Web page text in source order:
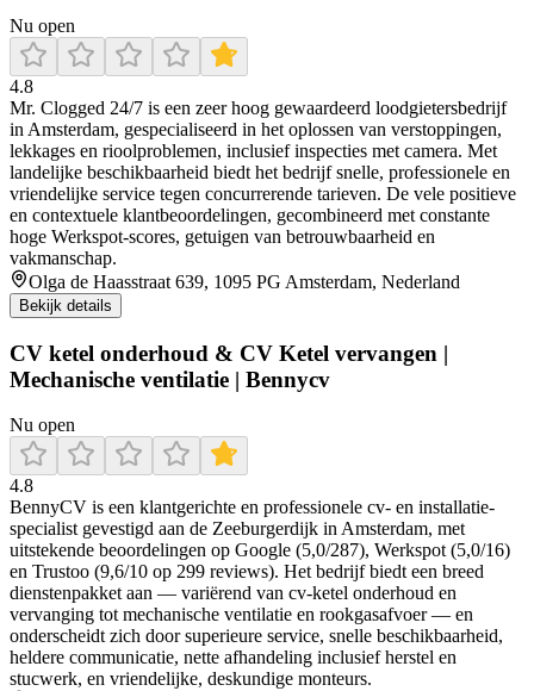
Nu open
4.8
Mr. Clogged 24/7 is een zeer hoog gewaardeerd loodgietersbedrijf
in Amsterdam, gespecialiseerd in het oplossen van verstoppingen,
lekkages en rioolproblemen, inclusief inspecties met camera. Met
landelijke beschikbaarheid biedt het bedrijf snelle, professionele en
vriendelijke service tegen concurrerende tarieven. De vele positieve
en contextuele klantbeoordelingen, gecombineerd met constante
hoge Werkspot-scores, getuigen van betrouwbaarheid en
vakmanschap.
Olga de Haasstraat 639, 1095 PG Amsterdam, Nederland
Bekijk details
CV ketel onderhoud & CV Ketel vervangen |
Mechanische ventilatie | Bennycv
Nu open
4.8
BennyCV is een klantgerichte en professionele cv- en installatie-
specialist gevestigd aan de Zeeburgerdijk in Amsterdam, met
uitstekende beoordelingen op Google (5,0/287), Werkspot (5,0/16)
en Trustoo (9,6/10 op 299 reviews). Het bedrijf biedt een breed
dienstenpakket aan — variërend van cv-ketel onderhoud en
vervanging tot mechanische ventilatie en rookgasafvoer — en
onderscheidt zich door superieure service, snelle beschikbaarheid,
heldere communicatie, nette afhandeling inclusief herstel en
stucwerk, en vriendelijke, deskundige monteurs.